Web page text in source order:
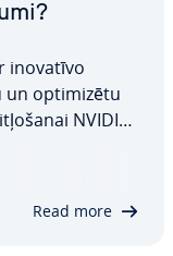
inovatīvo
un op­ti­mi­zē­tu
NVIDIA
Read more